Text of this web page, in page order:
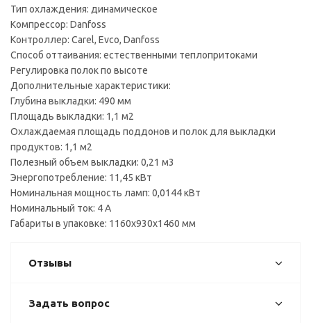
Тип охлаждения: динамическое
Компрессор: Danfoss
Контроллер: Carel, Evco, Danfoss
Способ оттаивания: естественными теплопритоками
Регулировка полок по высоте
Дополнительные характеристики:
Глубина выкладки: 490 мм
Площадь выкладки: 1,1 м2
Охлаждаемая площадь поддонов и полок для выкладки
продуктов: 1,1 м2
Полезный объем выкладки: 0,21 м3
Энергопотребление: 11,45 кВт
Номинальная мощность ламп: 0,0144 кВт
Номинальный ток: 4 А
Габариты в упаковке: 1160х930х1460 мм
Отзывы
Задать вопрос